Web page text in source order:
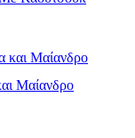
Μαίανδρο